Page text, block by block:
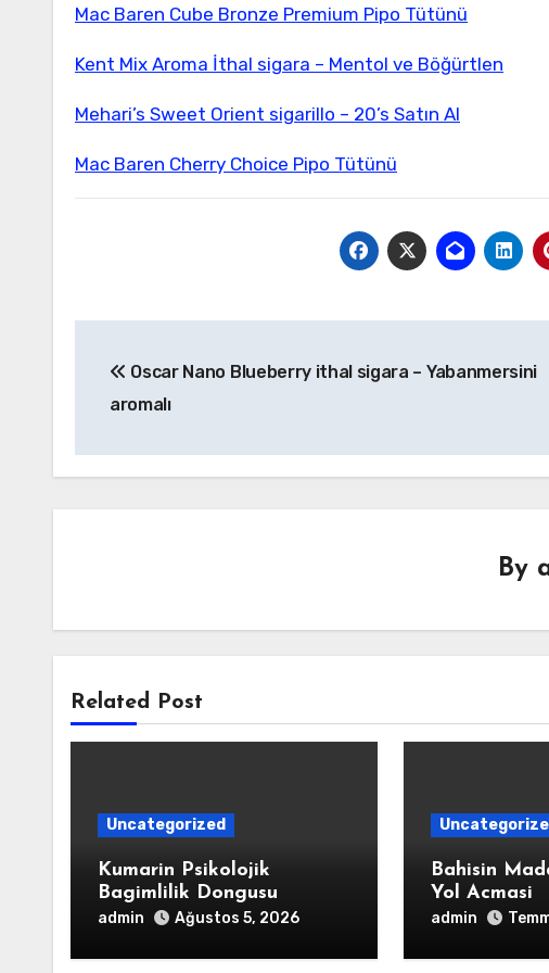
Mac Baren Cube Bronze Premium Pipo Tütünü
Kent Mix Aroma İthal sigara – Mentol ve Böğürtlen
Mehari’s Sweet Orient sigarillo – 20’s Satın Al
Mac Baren Cherry Choice Pipo Tütünü
gezinmesi
Oscar Nano Blueberry ithal sigara – Yabanmersini
aromalı
By
Related Post
Uncategorized
Kumarin Psikolojik
Bagimlilik Dongusu
admin Ağustos 5, 2026
Bahisin
Yol Acmasi
admin